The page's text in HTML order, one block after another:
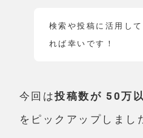
検索や投稿に活用し
れば幸いです！
今回は投稿数が 50万
をピックアップしまし